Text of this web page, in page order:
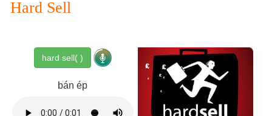
Hard Sell
hard sell( )
bán ép